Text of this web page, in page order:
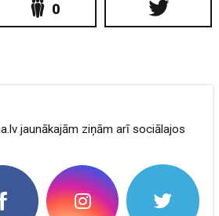
0
jaunākajām ziņām arī sociālajos